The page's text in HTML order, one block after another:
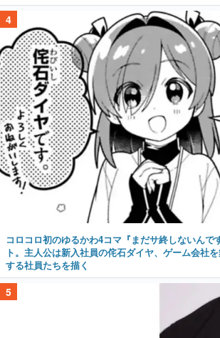
4
コロコロ初のゆるかわ4コマ『まだサ終しないんで
ト。主人公は新入社員の侘石ダイヤ、ゲーム会社
する社員たちを描く
5